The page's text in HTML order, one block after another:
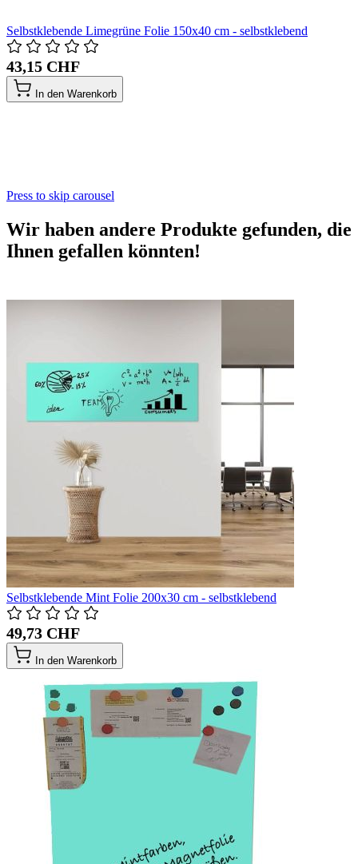
Selbstklebende Limegrüne Folie 150x40 cm - selbstklebend
43,15 CHF
In den Warenkorb
Press to skip carousel
Wir haben andere Produkte gefunden, die
Ihnen gefallen könnten!
Selbstklebende Mint Folie 200x30 cm - selbstklebend
49,73 CHF
In den Warenkorb